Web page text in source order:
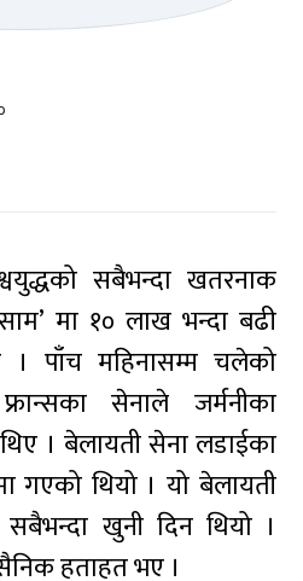
सबैभन्दा खतरनाक
मा १० लाख भन्दा बढी
। पाँच महिनासम्म चलेको
सेनाले जर्मनीका
। बेलायती सेना लडाईका
गएको थियो । यो बेलायती
खुनी दिन थियो ।
हताहत भए ।